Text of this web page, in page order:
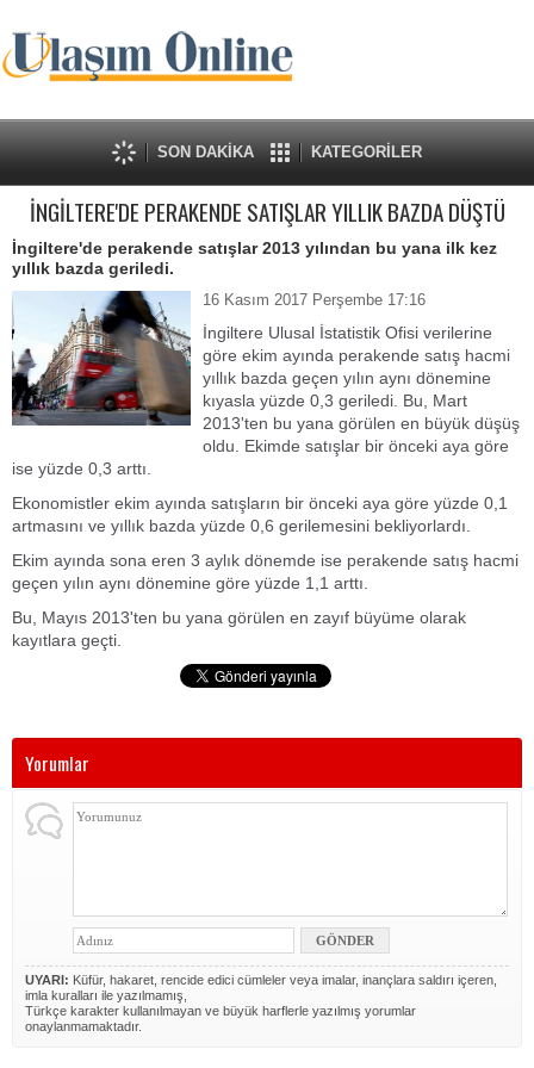
SON DAKİKA KATEGORİLER
İNGİLTERE'DE PERAKENDE SATIŞLAR YILLIK BAZDA DÜŞTÜ
İngiltere'de perakende satışlar 2013 yılından bu yana ilk kez
yıllık bazda geriledi.
16 Kasım 2017 Perşembe 17:16
İngiltere Ulusal İstatistik Ofisi verilerine
göre ekim ayında perakende satış hacmi
yıllık bazda geçen yılın aynı dönemine
kıyasla yüzde 0,3 geriledi. Bu, Mart
2013'ten bu yana görülen en büyük düşüş
oldu. Ekimde satışlar bir önceki aya göre
ise yüzde 0,3 arttı.
Ekonomistler ekim ayında satışların bir önceki aya göre yüzde 0,1
artmasını ve yıllık bazda yüzde 0,6 gerilemesini bekliyorlardı.
Ekim ayında sona eren 3 aylık dönemde ise perakende satış hacmi
geçen yılın aynı dönemine göre yüzde 1,1 arttı.
Bu, Mayıs 2013'ten bu yana görülen en zayıf büyüme olarak
kayıtlara geçti.
Yorumlar
UYARI: Küfür, hakaret, rencide edici cümleler veya imalar, inançlara saldırı içeren,
imla kuralları ile yazılmamış,
Türkçe karakter kullanılmayan ve büyük harflerle yazılmış yorumlar
onaylanmamaktadır.